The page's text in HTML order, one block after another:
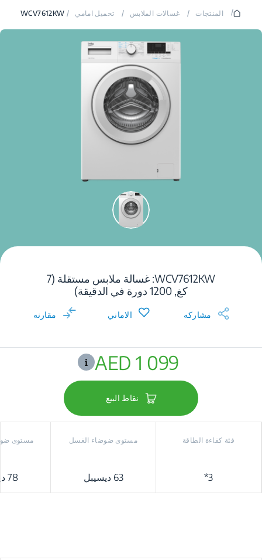
/ المنتجات / غسالات الملابس / تحميل امامي /
WCV7612KW
WCV7612KW: غسالة ملابس مستقلة (7
كغ, 1200 دورة في الدقيقة)
مشاركه الاماني مقارنه
AED 1 099
نقاط البيع
فئة كفاءة الطاقة
3*
مستوى ضوضاء الغسل
63 ديسيبل
مستوى
78 ديسيبل